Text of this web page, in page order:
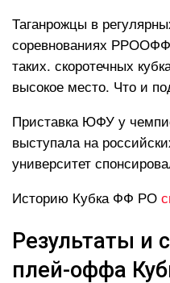
Таганрожцы в
соревнованиях
таких. скоротечных
высокое место. Что и
Приставка ЮФУ у
выступала на
университет
Историю Кубка ФФ РО
Результаты и
плей-оффа